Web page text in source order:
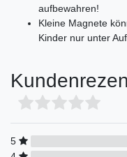
aufbewahren!
Kleine Magnete
Kinder nur unter
5